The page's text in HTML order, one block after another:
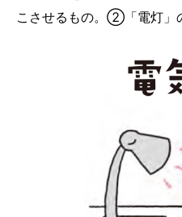
こさせるもの。②「電灯」